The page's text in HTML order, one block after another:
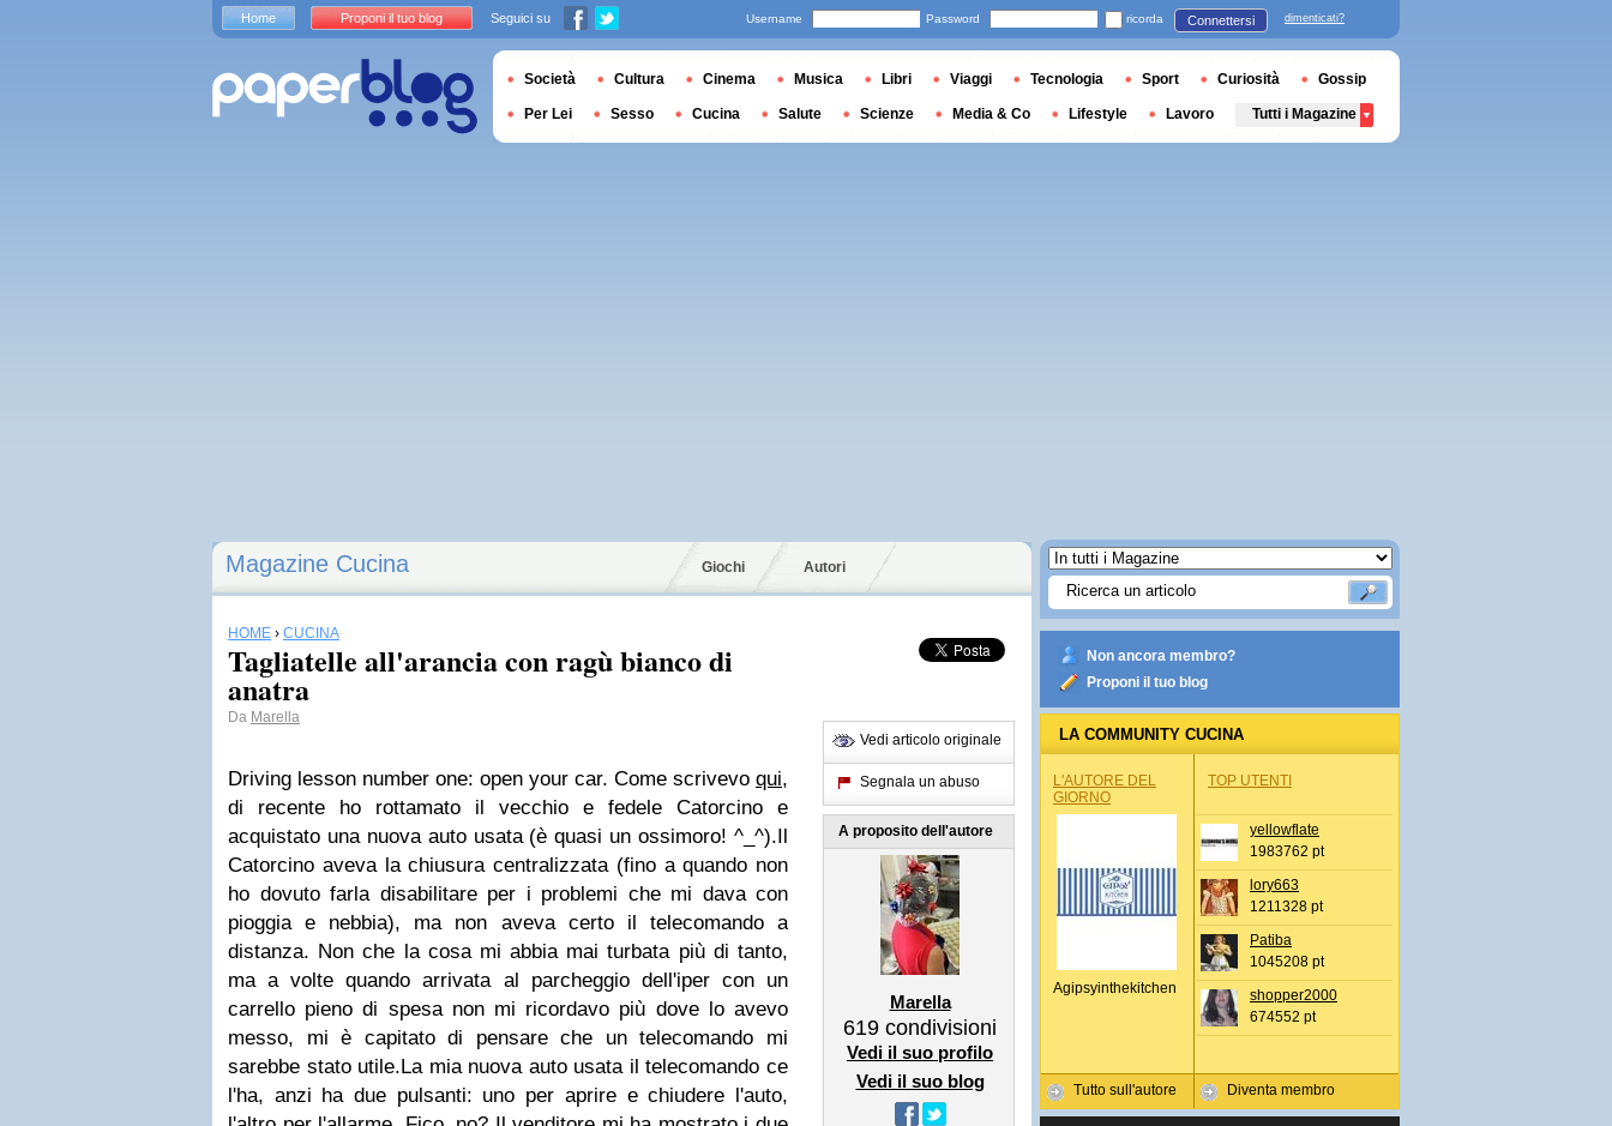
Magazine Cucina Giochi Autori
HOME › CUCINA
Tagliatelle all'arancia con ragù bianco di
anatra
Da Marella
Driving lesson number one: open your car. Come scrivevo qui,
di recente ho rottamato il vecchio e fedele Catorcino e
acquistato una nuova auto usata (è quasi un ossimoro! ^_^).Il
Catorcino aveva la chiusura centralizzata (fino a quando non
ho dovuto farla disabilitare per i problemi che mi dava con
pioggia e nebbia), ma non aveva certo il telecomando a
distanza. Non che la cosa mi abbia mai turbata più di tanto,
ma a volte quando arrivata al parcheggio dell'iper con un
carrello pieno di spesa non mi ricordavo più dove lo avevo
messo, mi è capitato di pensare che un telecomando mi
sarebbe stato utile.La mia nuova auto usata il telecomando ce
l'ha, anzi ha due pulsanti: uno per aprire e chiudere l'auto,
Vedi articolo originale
Segnala un abuso
A proposito dell'autore
Marella
619 condivisioni
Vedi il suo profilo
Vedi il suo blog
Non ancora membro?
Proponi il tuo blog
LA COMMUNITY CUCINA
L'AUTORE DEL
GIORNO
Agipsyinthekitchen
Tutto sull'autore
TOP UTENTI
yellowflate
1983762 pt
lory663
1211328 pt
Patiba
1045208 pt
shopper2000
674552 pt
Diventa membro
Home Proponi il tuo blog Seguici su Username Password ricorda Connettersi dimenticati?
Società Cultura Cinema Musica Libri Viaggi Tecnologia Sport Curiosità Gossip
Per Lei Sesso Cucina Salute Scienze Media & Co Lifestyle Lavoro Tutti i Magazine